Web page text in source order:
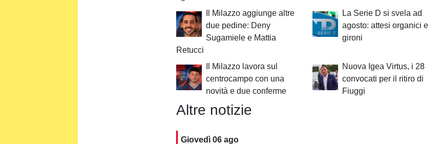
Il Milazzo aggiunge altre
due pedine: Deny
Sugamiele e Mattia
Retucci
La Serie D si svela ad
agosto: attesi organici e
gironi
Il Milazzo lavora sul
centrocampo con una
novità e due conferme
Nuova Igea Virtus, i 28
convocati per il ritiro di
Fiuggi
Altre notizie
Giovedì 06 ago